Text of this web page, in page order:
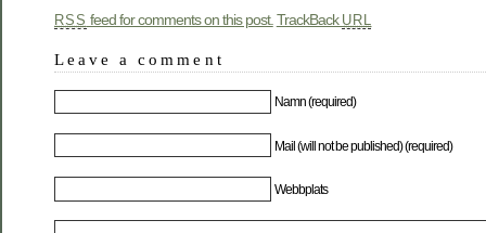
RSS feed for comments on this post. TrackBack URL
Leave a comment
Namn (required)
Mail (will not be published) (required)
Webbplats